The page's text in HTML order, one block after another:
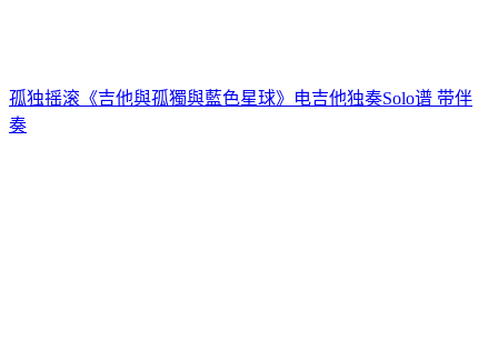
孤独摇滚《吉他與孤獨與藍色星球》电吉他独奏Solo谱 带伴
奏